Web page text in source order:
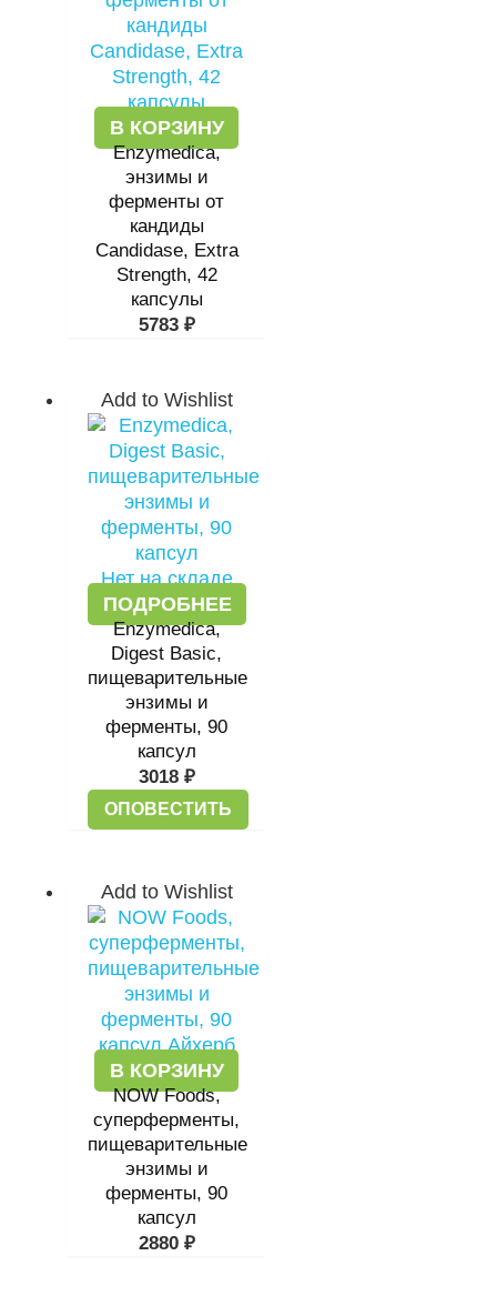
В КОРЗИНУ
Enzymedica,
энзимы и
ферменты от
кандиды
Candidase, Extra
Strength, 42
капсулы
5783 ₽
Add to Wishlist
Нет на складе
ПОДРОБНЕЕ
Enzymedica,
Digest Basic,
пищеварительные
энзимы и
ферменты, 90
капсул
3018 ₽
ОПОВЕСТИТЬ
Add to Wishlist
В КОРЗИНУ
NOW Foods,
суперферменты,
пищеварительные
энзимы и
ферменты, 90
капсул
2880 ₽